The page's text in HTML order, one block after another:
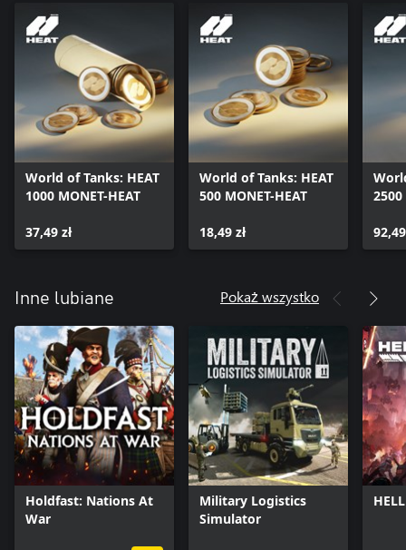
World of Tanks: HEAT
1000 MONET-HEAT
37,49 zł
World of Tanks: HEAT
500 MONET-HEAT
18,49 zł
2500
Inne lubiane Pokaż wszystko
Holdfast: Nations At
War
Military Logistics
Simulator